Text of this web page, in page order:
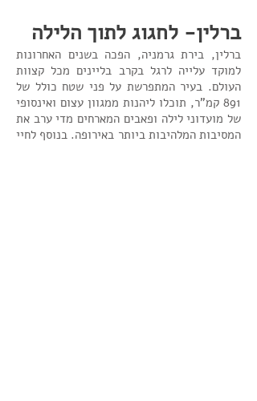
ברלין- לחגוג לתוך הלילה
ברלין, בירת גרמניה, הפכה בשנים האחרונות
למוקד עלייה לרגל בקרב בליינים מכל קצוות
העולם. בעיר המתפרשת על פני שטח כולל של
891 קמ"ר, תוכלו ליהנות ממגוון עצום ואינסופי
של מועדוני לילה ופאבים המארחים מדי ערב את
המסיבות המלהיבות ביותר באירופה. בנוסף לחיי